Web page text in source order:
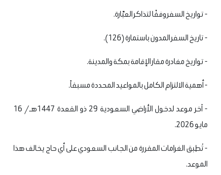
- تواريخ السفر وفقًا لتذاكر العبّارة.
- تاريخ السفر المدون باستمارة (126).
- تواريخ مغادرة مقار الإقامة بمكة والمدينة.
- أهمية الالتزام الكامل بالمواعيد المحددة مسبقاً.
- آخر موعد لدخول الأراضي السعودية 29 ذو القعدة 1447هـ/ 16
مايو 2026.
- تُطبق الغرامات المقررة من الجانب السعودي على أي حاج يخالف هذا
الموعد.